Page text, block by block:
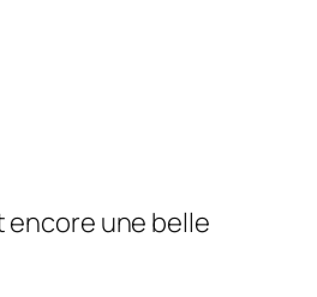
encore une belle